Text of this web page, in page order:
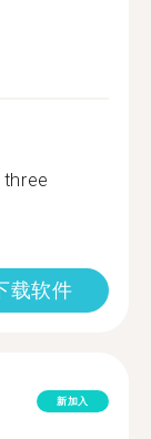
载软件
新加入